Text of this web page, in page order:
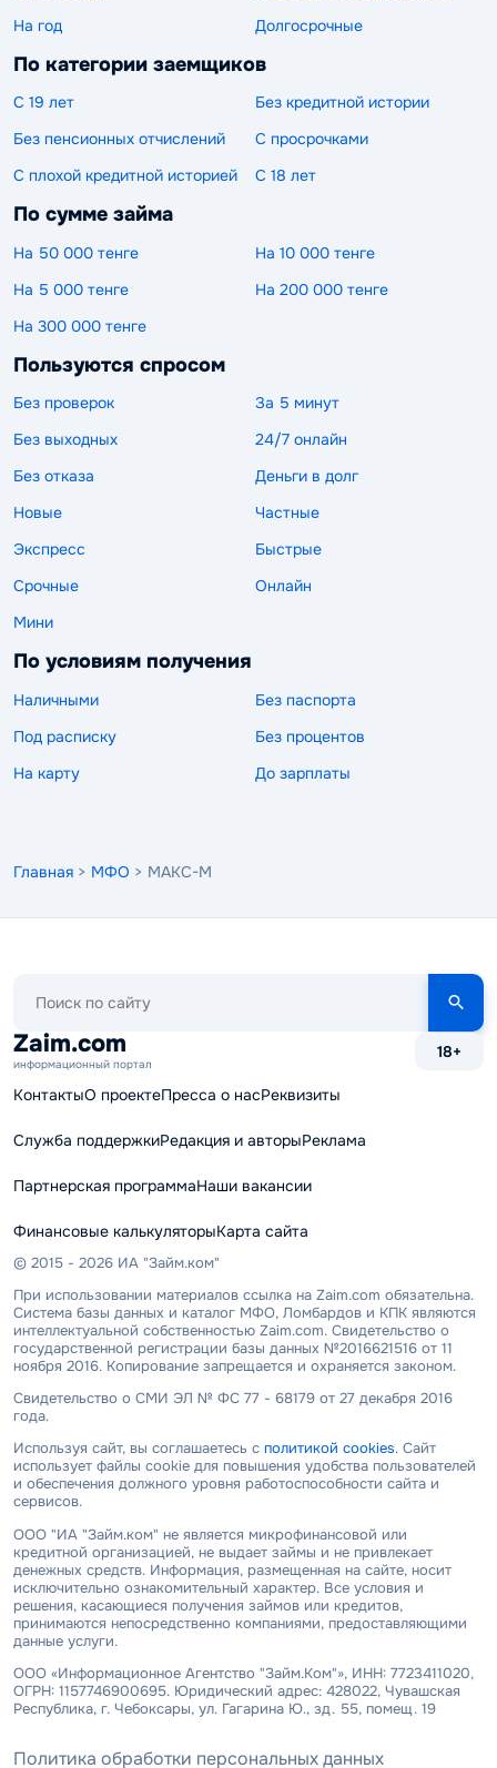
На год
Долгосрочные
По категории заемщиков
С 19 лет
Без кредитной истории
Без пенсионных отчислений
С просрочками
С плохой кредитной историей
С 18 лет
По сумме займа
На 50 000 тенге
На 10 000 тенге
На 5 000 тенге
На 200 000 тенге
На 300 000 тенге
Пользуются спросом
Без проверок
За 5 минут
Без выходных
24/7 онлайн
Без отказа
Деньги в долг
Новые
Частные
Экспресс
Быстрые
Срочные
Онлайн
Мини
По условиям получения
Наличными
Без паспорта
Под расписку
Без процентов
На карту
До зарплаты
Главная > МФО > МАКС-М
сайту
Zaim.com
информационный портал
18+
КонтактыО проектеПресса о насРеквизиты
Служба поддержкиРедакция и авторыРеклама
Партнерская программаНаши вакансии
Финансовые калькуляторыКарта сайта
© 2015 - 2026 ИА "Займ.ком"
При использовании материалов ссылка на Zaim.com обязательна.
Система базы данных и каталог МФО, Ломбардов и КПК являются
интеллектуальной собственностью Zaim.com. Свидетельство о
государственной регистрации базы данных №2016621516 от 11
ноября 2016. Копирование запрещается и охраняется законом.
Свидетельство о СМИ ЭЛ № ФС 77 - 68179 от 27 декабря 2016
года.
Используя сайт, вы соглашаетесь с политикой cookies. Сайт
использует файлы cookie для повышения удобства пользователей
и обеспечения должного уровня работоспособности сайта и
сервисов.
ООО "ИА "Займ.ком" не является микрофинансовой или
кредитной организацией, не выдает займы и не привлекает
денежных средств. Информация, размещенная на сайте, носит
исключительно ознакомительный характер. Все условия и
решения, касающиеся получения займов или кредитов,
принимаются непосредственно компаниями, предоставляющими
данные услуги.
ООО «Информационное Агентство "Займ.Ком"», ИНН: 7723411020,
ОГРН: 1157746900695. Юридический адрес: 428022, Чувашская
Республика, г. Чебоксары, ул. Гагарина Ю., зд. 55, помещ. 19
Политика обработки персональных данных